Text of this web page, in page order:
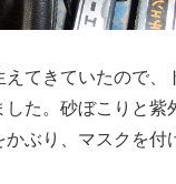
えてきていたので、
た。砂ぼこりと紫
ぶり、マスクを付